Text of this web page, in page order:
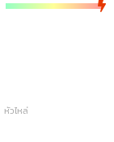
หัวไหล่